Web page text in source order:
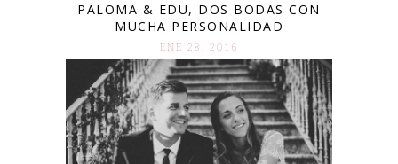
PALOMA & EDU, DOS BODAS CON
MUCHA PERSONALIDAD
ENE 28. 2016